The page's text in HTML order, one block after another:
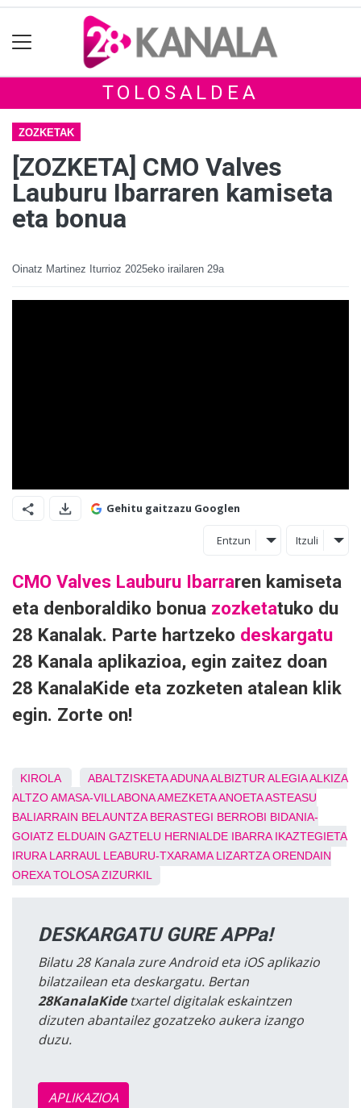
TOLOSALDEA
ZOZKETAK
[ZOZKETA] CMO Valves
Lauburu Ibarraren kamiseta
eta bonua
Oinatz Martinez Iturrioz 2025eko irailaren 29a
Gehitu gaitzazu Googlen
Entzun Itzuli
CMO Valves Lauburu Ibarraren kamiseta
eta denboraldiko bonua zozketatuko du
28 Kanalak. Parte hartzeko deskargatu
28 Kanala aplikazioa, egin zaitez doan
28 KanalaKide eta zozketen atalean klik
egin. Zorte on!
KIROLA ABALTZISKETAADUNAALBIZTUR ALEGIAALKIZA
ALTZOAMASA-VILLABONAAMEZKETAANOETAASTEASU
BALIARRAIN BELAUNTZA BERASTEGI BERROBI BIDANIA-
GOIATZ ELDUAIN GAZTELU HERNIALDE IBARRA IKAZTEGIETA
IRURA LARRAUL LEABURU-TXARAMA LIZARTZA ORENDAIN
OREXA TOLOSA ZIZURKIL
DESKARGATU GURE APPa!
Bilatu 28 Kanala zure Android eta iOS aplikazio
bilatzailean eta deskargatu. Bertan
28KanalaKidetxartel digitalak eskaintzen
dizuten abantailez gozatzeko aukera izango
duzu.
APLIKAZIOA